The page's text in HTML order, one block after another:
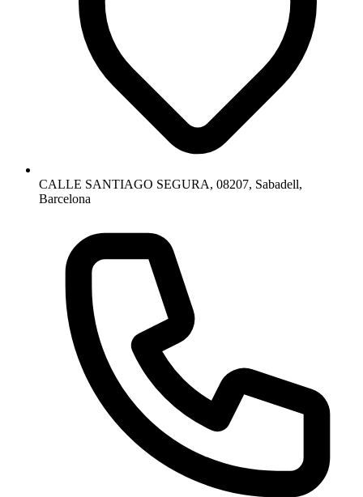
CALLE SANTIAGO SEGURA, 08207, Sabadell,
Barcelona